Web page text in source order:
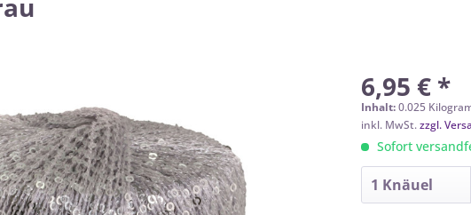
6,95 € *
Inhalt:0.025
inkl. MwSt.zzgl.
Sofort